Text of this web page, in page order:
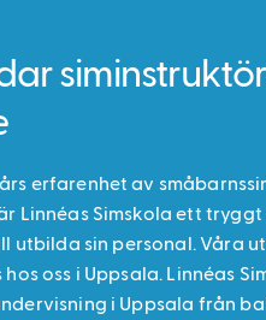
erfarenhet av
Linnéas Simskola ett
utbilda sin personal. Våra
oss i Uppsala. Linnéas
i Uppsala från